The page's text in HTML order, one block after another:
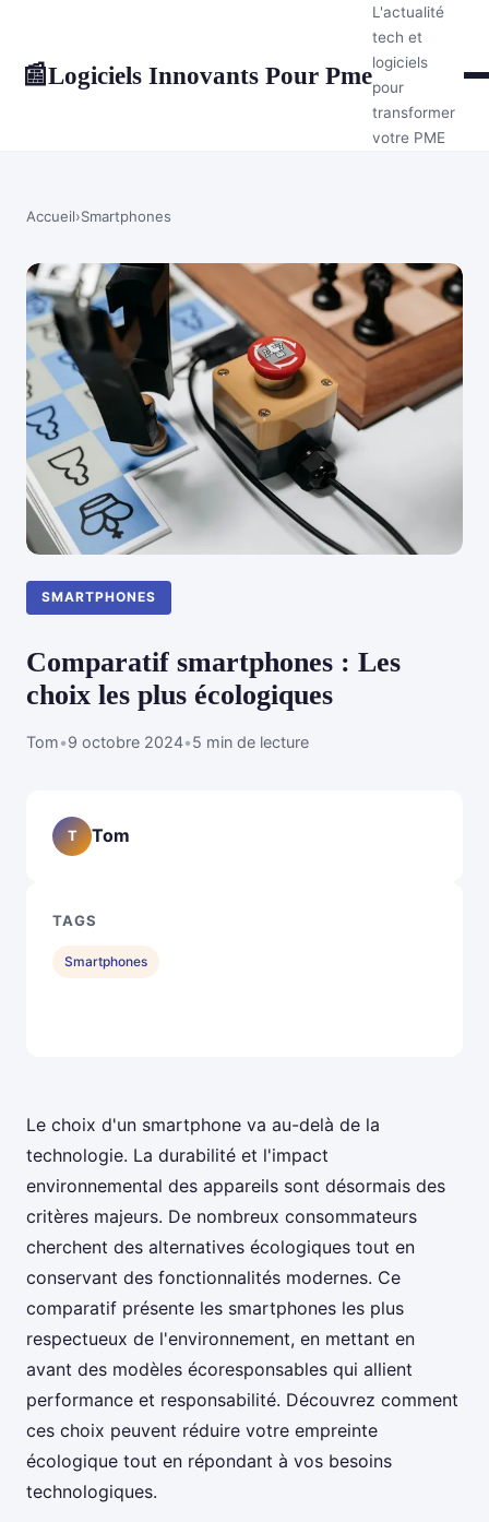
📰Logiciels Innovants Pour Pme
L'actualité
tech et
logiciels
pour
transformer
votre PME
Accueil›Smartphones
SMARTPHONES
Comparatif smartphones : Les
choix les plus écologiques
Tom•9 octobre 2024•5 min de lecture
Le choix d'un smartphone va au-delà de la
technologie. La durabilité et l'impact
environnemental des appareils sont désormais des
critères majeurs. De nombreux consommateurs
cherchent des alternatives écologiques tout en
conservant des fonctionnalités modernes. Ce
comparatif présente les smartphones les plus
respectueux de l'environnement, en mettant en
avant des modèles écoresponsables qui allient
performance et responsabilité. Découvrez comment
ces choix peuvent réduire votre empreinte
écologique tout en répondant à vos besoins
technologiques.
T Tom
TAGS
Smartphones